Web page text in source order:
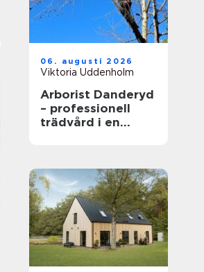
06. augusti 2026
Viktoria Uddenholm
Arborist Danderyd
– professionell
trädvård i en